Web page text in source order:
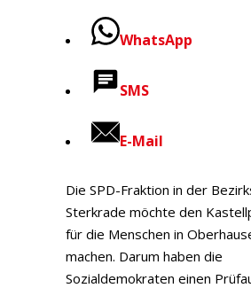
WhatsApp
SMS
E-Mail
Die SPD-Fraktion in der
Sterkrade möchte den
für die Menschen in
machen. Darum haben die
Sozialdemokraten einen